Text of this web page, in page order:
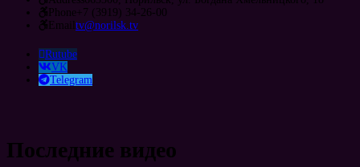
Phone +7 (3919) 34-26-00
Emailtv@norilsk.tv
Rutube
VK
Telegram
Последние видео